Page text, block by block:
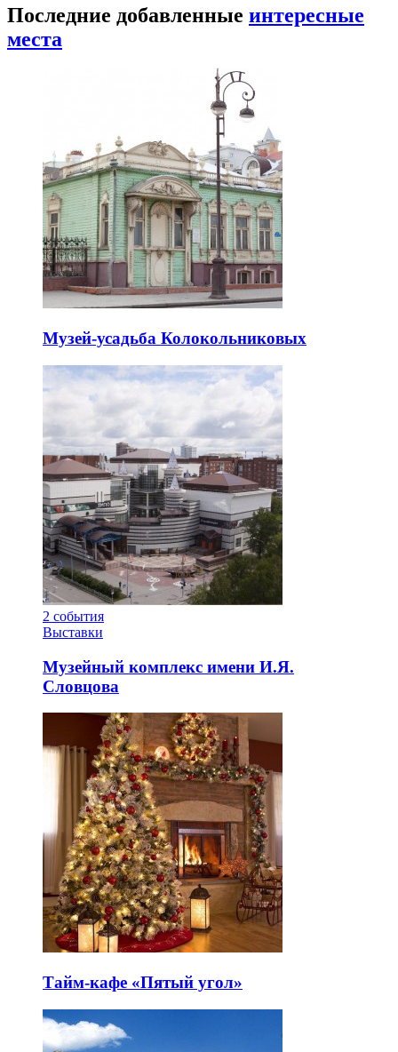
Последние добавленные интересные
места
Музей-усадьба Колокольниковых
2 события
Выставки
Музейный комплекс имени И.Я.
Словцова
Тайм-кафе «Пятый угол»